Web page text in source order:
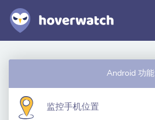
功能
Android 功能
监控手机位置